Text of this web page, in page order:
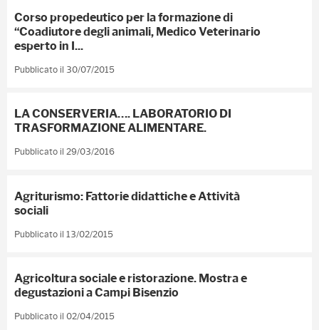
Corso propedeutico per la formazione di
“Coadiutore degli animali, Medico Veterinario
esperto in I...
Pubblicato il 30/07/2015
LA CONSERVERIA…. LABORATORIO DI
TRASFORMAZIONE ALIMENTARE.
Pubblicato il 29/03/2016
Agriturismo: Fattorie didattiche e Attività
sociali
Pubblicato il 13/02/2015
Agricoltura sociale e ristorazione. Mostra e
degustazioni a Campi Bisenzio
Pubblicato il 02/04/2015